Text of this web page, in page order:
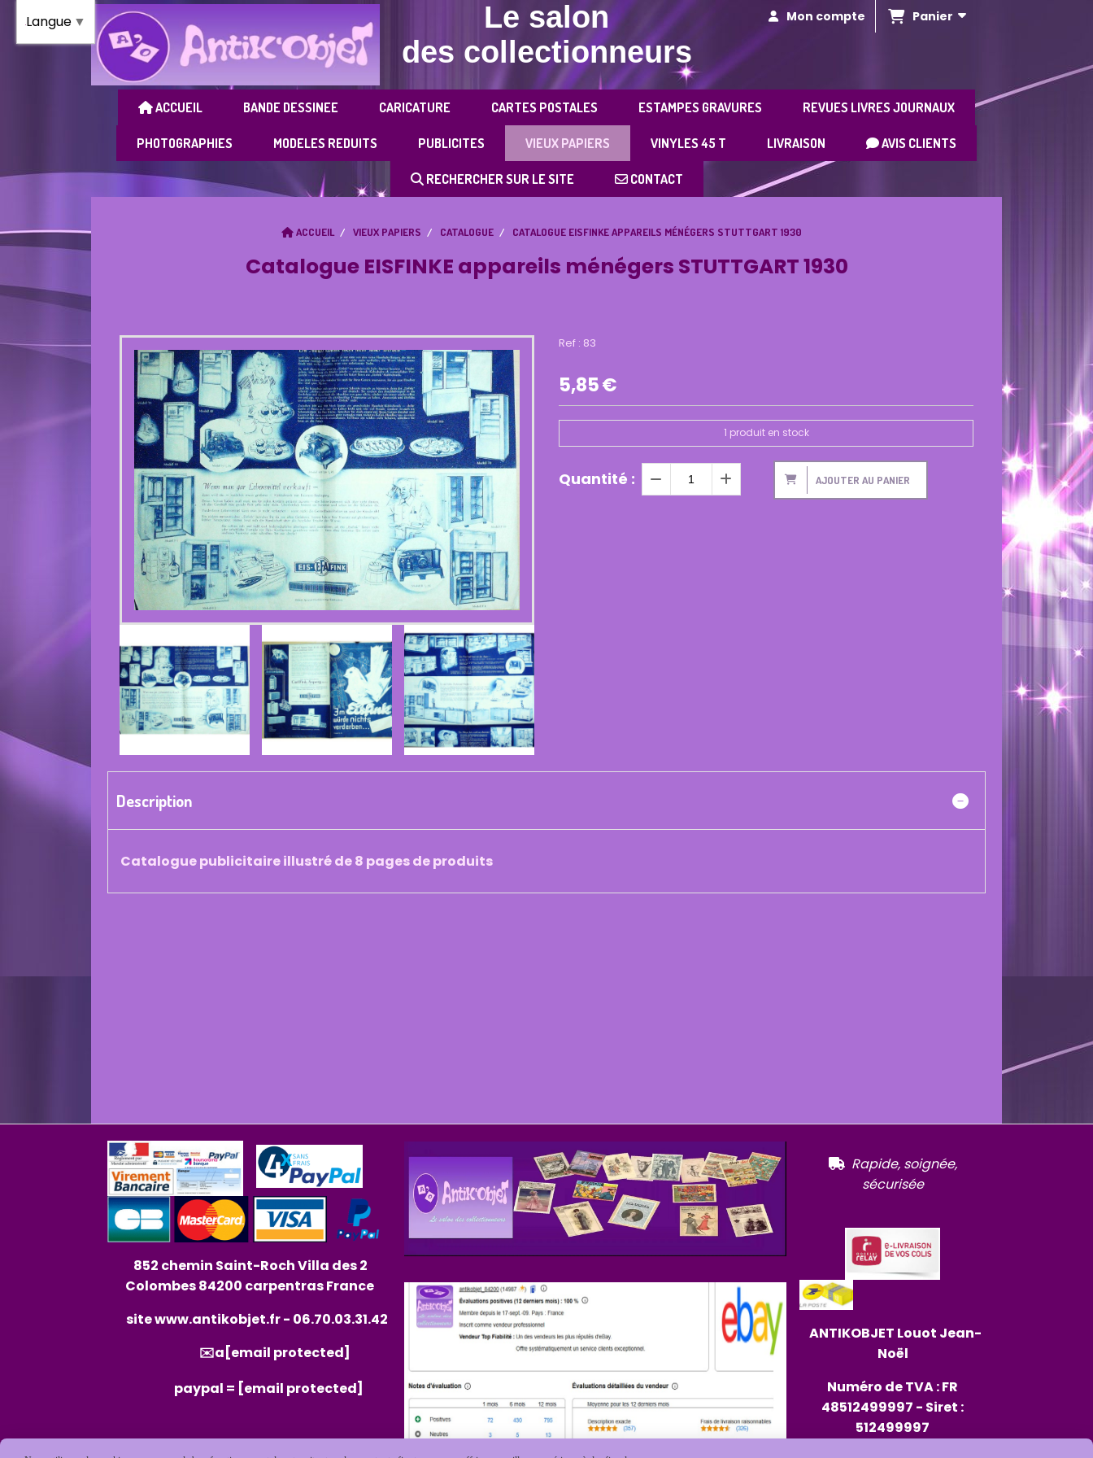
Le salon
des collectionneurs
Mon compte Panier
ACCUEIL BANDE DESSINEE CARICATURE CARTES POSTALES ESTAMPES GRAVURES REVUES LIVRES JOURNAUX
PHOTOGRAPHIES MODELES REDUITS PUBLICITES VIEUX PAPIERS VINYLES 45 T LIVRAISON AVIS CLIENTS
RECHERCHER SUR LE SITE CONTACT
ACCUEIL VIEUX PAPIERS CATALOGUE CATALOGUE EISFINKE APPAREILS MÉNÉGERS STUTTGART 1930
Catalogue EISFINKE appareils ménégers STUTTGART 1930
Ref : 83
5,85€
1 produit en stock
Quantité : AJOUTER AU PANIER
Description
Catalogue publicitaire illustré de 8 pages de produits
852 chemin Saint-Roch Villa des 2
Colombes 84200 carpentras France
sitewww.antikobjet.fr- 06.70.03.31.42
✉️a [email protected]
paypal = [email protected]
 Rapide, soignée,
sécurisée
ANTIKOBJET Louot Jean-
Noël
Numéro de TVA : FR
48512499997 - Siret :
512499997
Langue ▼
Panneau de gestion des cookies